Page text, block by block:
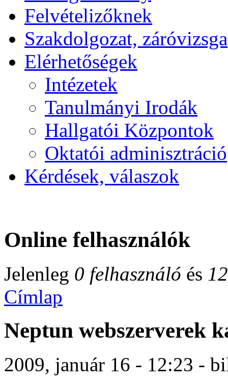
Felvételizőknek
Szakdolgozat, záróvizsga
Elérhetőségek
Intézetek
Tanulmányi Irodák
Hallgatói Központok
Oktatói adminisztráció
Kérdések, válaszok
Online felhasználók
Jelenleg 0 felhasználó és
Címlap
Neptun webszerverek
2009, január 16 - 12:23 -